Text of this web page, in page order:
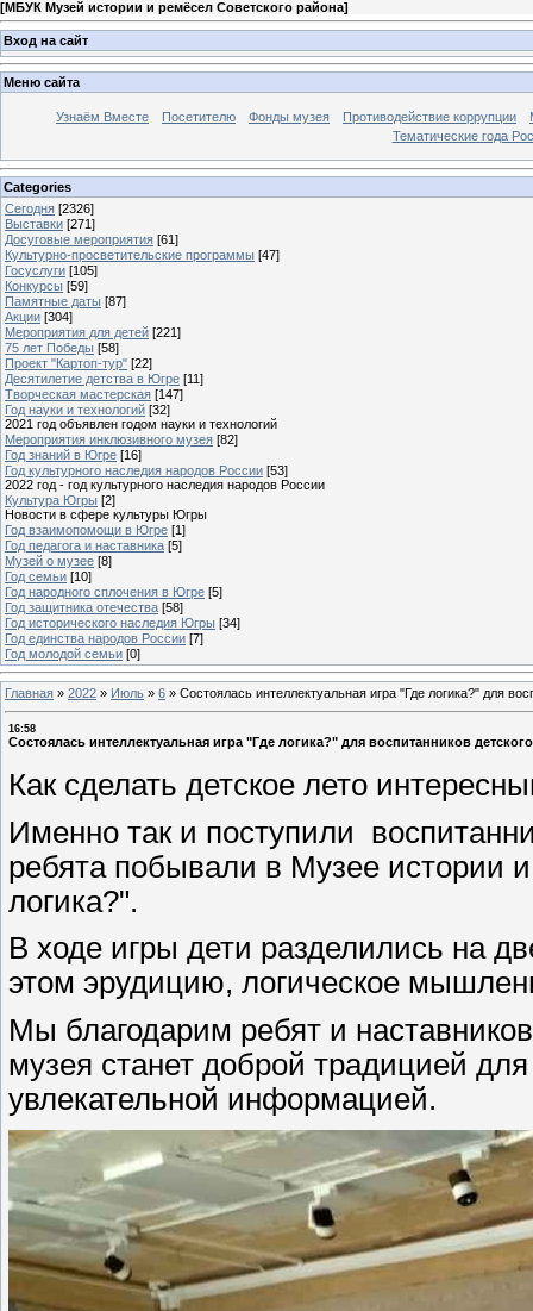
[МБУК Музей истории и ремёсел Советского района]
Вход на сайт
Меню сайта
Узнаём Вместе Посетителю Фонды музея Противодействие коррупции
Тематические года
Categories
Сегодня [2326]
Выставки [271]
Досуговые мероприятия [61]
Культурно-просветительские программы [47]
Госуслуги [105]
Конкурсы [59]
Памятные даты [87]
Акции [304]
Мероприятия для детей [221]
75 лет Победы [58]
Проект "Картоп-тур" [22]
Десятилетие детства в Югре [11]
Творческая мастерская [147]
Год науки и технологий [32]
2021 год объявлен годом науки и технологий
Мероприятия инклюзивного музея [82]
Год знаний в Югре [16]
Год культурного наследия народов России [53]
2022 год - год культурного наследия народов России
Культура Югры [2]
Новости в сфере культуры Югры
Год взаимопомощи в Югре [1]
Год педагога и наставника [5]
Музей о музее [8]
Год семьи [10]
Год народного сплочения в Югре [5]
Год защитника отечества [58]
Год исторического наследия Югры [34]
Год единства народов России [7]
Год молодой семьи [0]
Главная » 2022 » Июль » 6 » Состоялась интеллектуальная игра "Где логика?" для
16:58
Состоялась интеллектуальная игра "Где логика?" для воспитанников
Как сделать детское лето
Именно так и поступили
ребята побывали в Музее истории
логика?".
В ходе игры дети разделились на
этом эрудицию, логическое
Мы благодарим ребят и
музея станет доброй традицией
увлекательной информацией.